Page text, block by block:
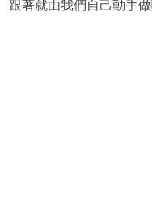
跟著就由我們自己動手做